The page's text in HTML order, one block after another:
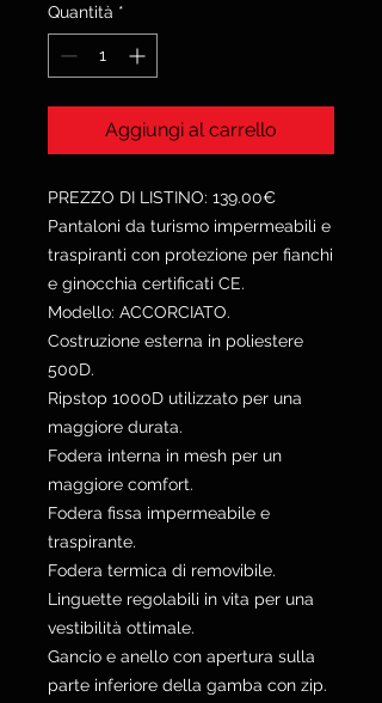
Quantità *
Aggiungi al carrello
PREZZO DI LISTINO: 139.00€
Pantaloni da turismo impermeabili e
traspiranti con protezione per fianchi
e ginocchia certificati CE.
Modello: ACCORCIATO.
Costruzione esterna in poliestere
500D.
Ripstop 1000D utilizzato per una
maggiore durata.
Fodera interna in mesh per un
maggiore comfort.
Fodera fissa impermeabile e
traspirante.
Fodera termica di removibile.
Linguette regolabili in vita per una
vestibilità ottimale.
Gancio e anello con apertura sulla
parte inferiore della gamba con zip.